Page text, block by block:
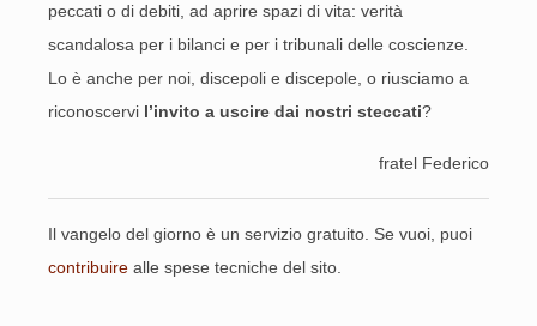
peccati o di debiti, ad aprire spazi di vita: verità
scandalosa per i bilanci e per i tribunali delle coscienze.
Lo è anche per noi, discepoli e discepole, o riusciamo a
riconoscervi l’invito a uscire dai nostri steccati?
fratel Federico
Il vangelo del giorno è un servizio gratuito. Se vuoi, puoi
contribuire alle spese tecniche del sito.